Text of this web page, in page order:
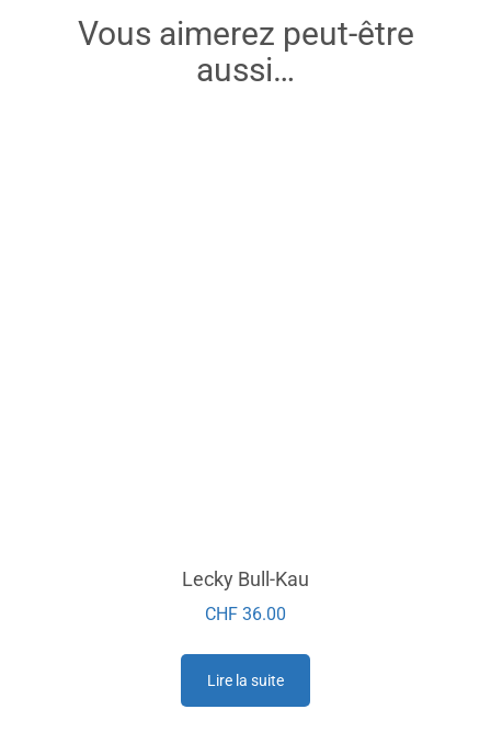
Vous aimerez peut-être
aussi…
Lecky Bull-Kau
CHF 36.00
Lire la suite